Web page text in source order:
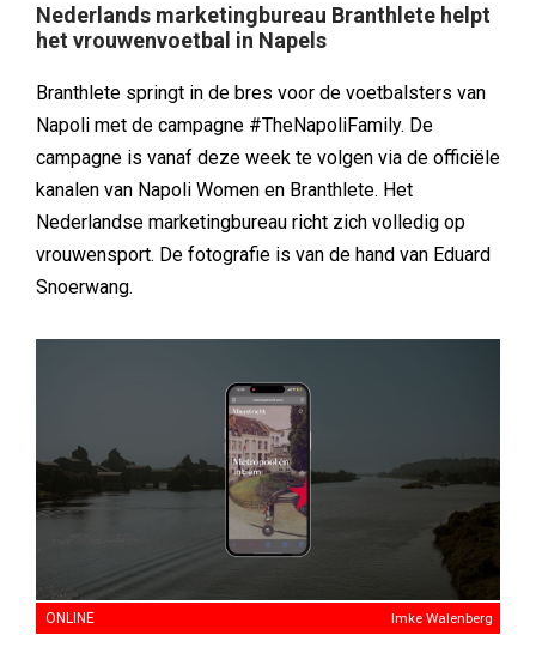
Nederlands marketingbureau Branthlete helpt
het vrouwenvoetbal in Napels
Branthlete springt in de bres voor de voetbalsters van
Napoli met de campagne #TheNapoliFamily. De
campagne is vanaf deze week te volgen via de officiële
kanalen van Napoli Women en Branthlete. Het
Nederlandse marketingbureau richt zich volledig op
vrouwensport. De fotografie is van de hand van Eduard
Snoerwang.
ONLINE Imke Walenberg